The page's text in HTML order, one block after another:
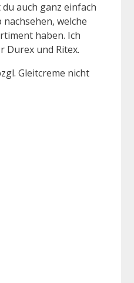
auch ganz einfach
welche
haben. Ich
Durex und Ritex.
Gleitcreme nicht